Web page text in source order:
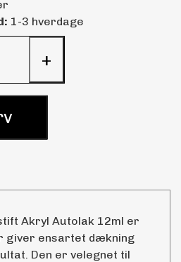
1-3 hverdage
+
Akryl Autolak 12ml er
giver ensartet dækning
Den er velegnet til